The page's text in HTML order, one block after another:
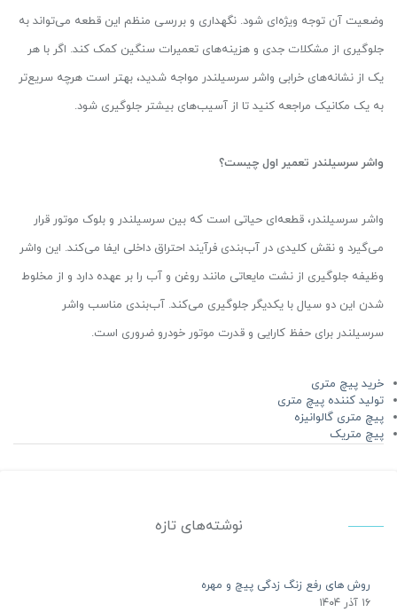
وضعیت آن توجه ویژه‌ای شود. نگهداری و بررسی منظم این قطعه می‌تواند به
جلوگیری از مشکلات جدی و هزینه‌های تعمیرات سنگین کمک کند. اگر با هر
یک از نشانه‌های خرابی واشر سرسیلندر مواجه شدید، بهتر است هرچه سریع‌تر
به یک مکانیک مراجعه کنید تا از آسیب‌های بیشتر جلوگیری شود.
واشر سرسیلندر تعمیر اول چیست؟
واشر سرسیلندر، قطعه‌ای حیاتی است که بین سرسیلندر و بلوک موتور قرار
می‌گیرد و نقش کلیدی در آب‌بندی فرآیند احتراق داخلی ایفا می‌کند. این واشر
وظیفه جلوگیری از نشت مایعاتی مانند روغن و آب را بر عهده دارد و از مخلوط
شدن این دو سیال با یکدیگر جلوگیری می‌کند. آب‌بندی مناسب واشر
سرسیلندر برای حفظ کارایی و قدرت موتور خودرو ضروری است.
خرید پیچ متری
تولید کننده پیچ متری
پیچ متری گالوانیزه
پیچ متریک
نوشته‌های تازه
روش های رفع زنگ زدگی پیچ و مهره
۱۶ آذر ۱۴۰۴